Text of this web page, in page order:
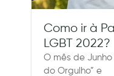
Como ir à
LGBT 2022?
O mês de
do Orgulho” e